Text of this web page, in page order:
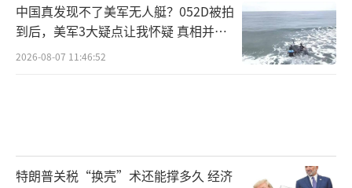
中国真发现不了美军无人艇？052D被拍
到后，美军3大疑点让我怀疑 真相并非
如此
2026-08-07 11:46:52
特朗普关税“换壳”术还能撑多久 经济